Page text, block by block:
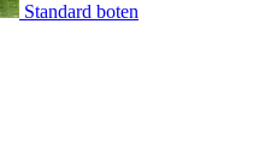
Standard boten